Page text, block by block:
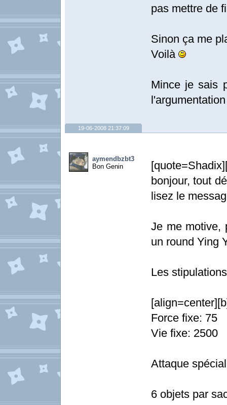
pas mettre de
Sinon ça me
Voilà
Mince je sais
19-06-2008 21:37:09
aymendbzbt3
Bon Genin
bonjour, tout
lisez le
Je me motive,
un round Ying
Les
Force fixe: 75
Vie fixe: 2500
Attaque
6 objets par